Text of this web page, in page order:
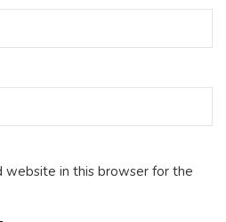
website in this browser for the